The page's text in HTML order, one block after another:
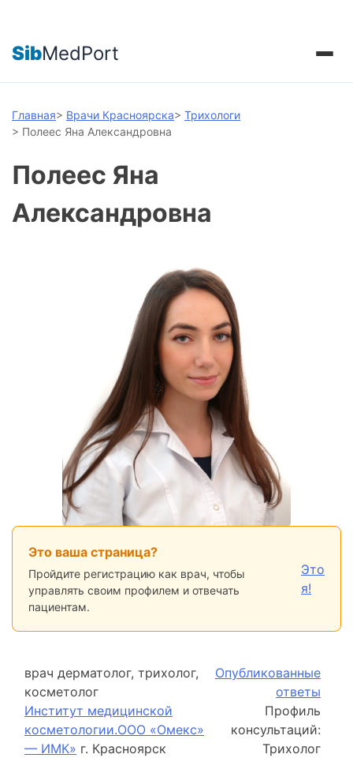
SibMedPort
Главная> Врачи Красноярска> Трихологи
> Полеес Яна Александровна
Полеес Яна
Александровна
Это ваша страница?
Пройдите регистрацию как врач, чтобы
управлять своим профилем и отвечать
пациентам.
Это
я!
врач дерматолог, трихолог,
косметолог
Институт медицинской
косметологии.ООО «Омекс»
— ИМК» г. Красноярск
Опубликованные
ответы
Профиль
консультаций:
Трихолог